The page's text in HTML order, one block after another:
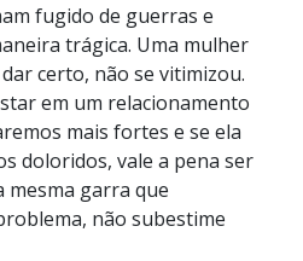
fugido de guerras e
trágica. Uma mulher
certo, não se vitimizou.
em um relacionamento
mais fortes e se ela
doloridos, vale a pena ser
mesma garra que
não subestime